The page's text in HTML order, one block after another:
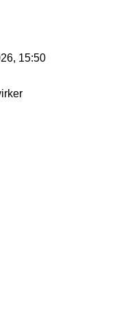
15:50